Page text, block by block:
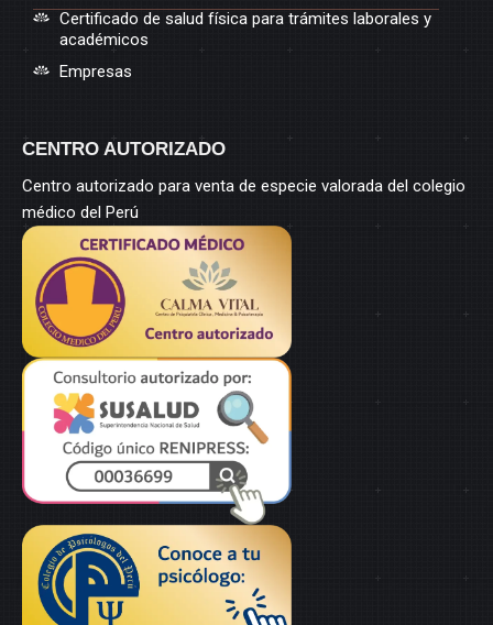
Certificado de salud física para trámites laborales y
académicos
Empresas
CENTRO AUTORIZADO
Centro autorizado para venta de especie valorada del colegio
médico del Perú